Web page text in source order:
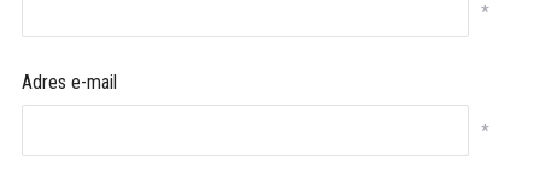
*
Adres e-mail
*